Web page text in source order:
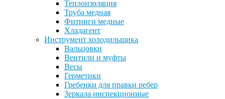
Теплоизоляция
Труба медная
Фитинги медные
Хладагент
Инструмент холодильщика
Вальцовки
Вентили и муфты
Весы
Герметики
Гребенки для правки ребер
Зеркала инспекционные